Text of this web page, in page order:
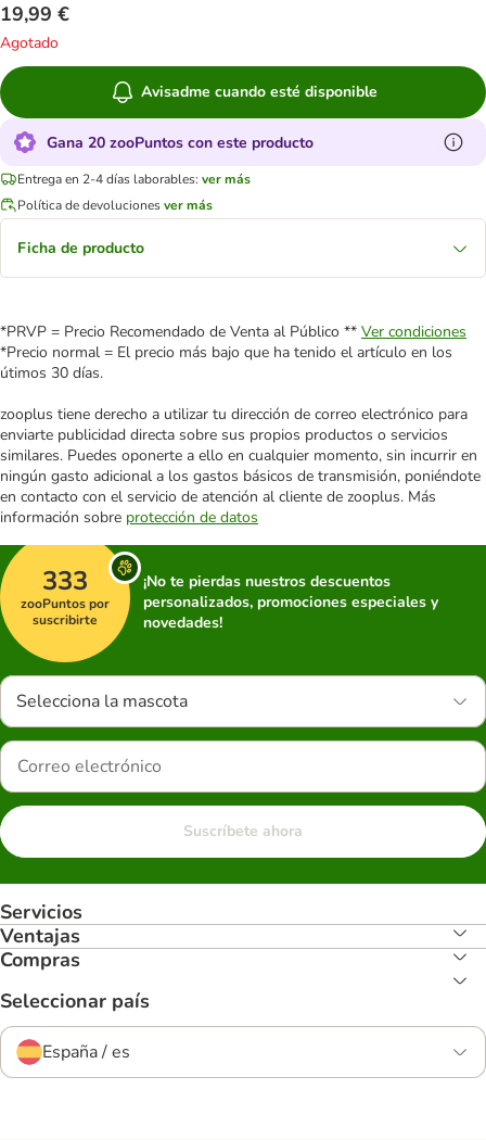
19,99 €
Agotado
Avisadme cuando esté disponible
Gana 20 zooPuntos con este producto
Entrega en 2-4 días laborables: ver más
Política de devolucionesver más
Ficha de producto
*PRVP = Precio Recomendado de Venta al Público ** Ver condiciones
*Precio normal = El precio más bajo que ha tenido el artículo en los
útimos 30 días.
zooplus tiene derecho a utilizar tu dirección de correo electrónico para
enviarte publicidad directa sobre sus propios productos o servicios
similares. Puedes oponerte a ello en cualquier momento, sin incurrir en
ningún gasto adicional a los gastos básicos de transmisión, poniéndote
en contacto con el servicio de atención al cliente de zooplus. Más
información sobre protección de datos
333
zooPuntos por
suscribirte
¡No te pierdas nuestros descuentos
personalizados, promociones especiales y
novedades!
Selecciona la mascota
Suscríbete ahora
Servicios
Ventajas
Compras
Seleccionar país
España / es